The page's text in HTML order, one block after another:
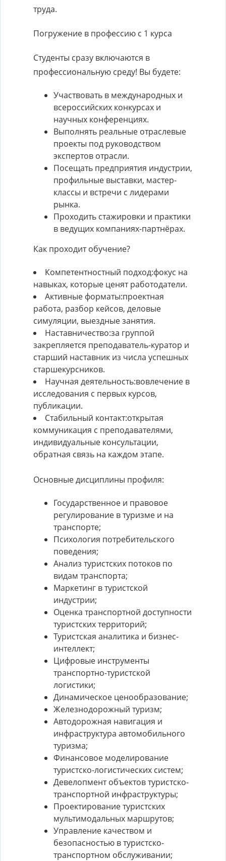
труда.
Погружение в профессию с 1 курса
Студенты сразу включаются в
профессиональную среду! Вы будете:
Участвовать в международных и
всероссийских конкурсах и
научных конференциях.
Выполнять реальные отраслевые
проекты под руководством
экспертов отрасли.
Посещать предприятия индустрии,
профильные выставки, мастер-
классы и встречи с лидерами
рынка.
Проходить стажировки и практики
в ведущих компаниях-партнёрах.
Как проходит обучение?
Компетентностный подход:фокус на
навыках, которые ценят работодатели.
Активные форматы:проектная
работа, разбор кейсов, деловые
симуляции, выездные занятия.
Наставничество:за группой
закрепляется преподаватель-куратор и
старший наставник из числа успешных
старшекурсников.
Научная деятельность:вовлечение в
исследования с первых курсов,
публикации.
Стабильный контакт:открытая
коммуникация с преподавателями,
индивидуальные консультации,
обратная связь на каждом этапе.
Основные дисциплины профиля:
Государственное и правовое
регулирование в туризме и на
транспорте;
Психология потребительского
поведения;
Анализ туристских потоков по
видам транспорта;
Маркетинг в туристской
индустрии;
Оценка транспортной доступности
туристских территорий;
Туристская аналитика и бизнес-
интеллект;
Цифровые инструменты
транспортно-туристской
логистики;
Динамическое ценообразование;
Железнодорожный туризм;
Автодорожная навигация и
инфраструктура автомобильного
туризма;
Финансовое моделирование
туристско-логистических систем;
Девелопмент объектов туристско-
транспортной инфраструктуры;
Проектирование туристских
мультимодальных маршрутов;
Управление качеством и
безопасностью в туристско-
транспортном обслуживании;